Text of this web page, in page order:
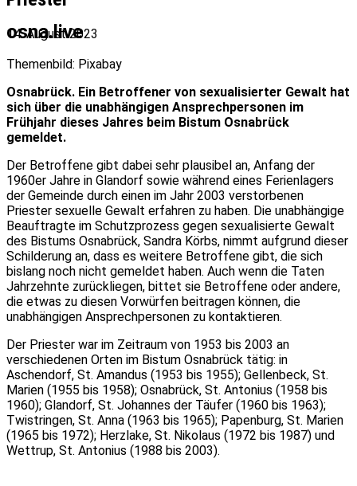
osna.live
14. August 2023
Themenbild: Pixabay
Osnabrück. Ein Betroffener von sexualisierter Gewalt hat
sich über die unabhängigen Ansprechpersonen im
Frühjahr dieses Jahres beim Bistum Osnabrück
gemeldet.
Der Betroffene gibt dabei sehr plausibel an, Anfang der
1960er Jahre in Glandorf sowie während eines Ferienlagers
der Gemeinde durch einen im Jahr 2003 verstorbenen
Priester sexuelle Gewalt erfahren zu haben. Die unabhängige
Beauftragte im Schutzprozess gegen sexualisierte Gewalt
des Bistums Osnabrück, Sandra Körbs, nimmt aufgrund dieser
Schilderung an, dass es weitere Betroffene gibt, die sich
bislang noch nicht gemeldet haben. Auch wenn die Taten
Jahrzehnte zurückliegen, bittet sie Betroffene oder andere,
die etwas zu diesen Vorwürfen beitragen können, die
unabhängigen Ansprechpersonen zu kontaktieren.
Der Priester war im Zeitraum von 1953 bis 2003 an
verschiedenen Orten im Bistum Osnabrück tätig: in
Aschendorf, St. Amandus (1953 bis 1955); Gellenbeck, St.
Marien (1955 bis 1958); Osnabrück, St. Antonius (1958 bis
1960); Glandorf, St. Johannes der Täufer (1960 bis 1963);
Twistringen, St. Anna (1963 bis 1965); Papenburg, St. Marien
(1965 bis 1972); Herzlake, St. Nikolaus (1972 bis 1987) und
Wettrup, St. Antonius (1988 bis 2003).